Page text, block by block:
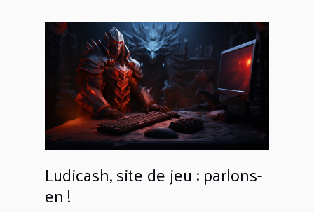
Ludicash, site de jeu : parlons-
en !